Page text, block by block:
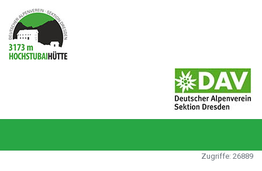
Zugriffe: 26889